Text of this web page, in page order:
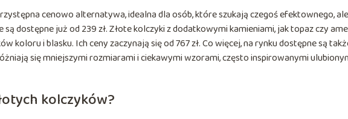
cenowo alternatywa, idealna dla osób, które szukają czegoś efektownego,
dostępne już od 239 zł. Złote kolczyki z dodatkowymi kamieniami, jak topaz czy
koloru i blasku. Ich ceny zaczynają się od 767 zł. Co więcej, na rynku dostępne są
się mniejszymi rozmiarami i ciekawymi wzorami, często inspirowanymi
kolczyków?